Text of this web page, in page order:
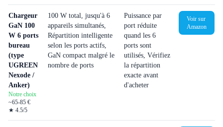
Chargeur
GaN 100
W 6 ports
bureau
(type
UGREEN
Nexode /
Anker)
Notre choix
~65-85 €
★ 4.5/5
100 W total, jusqu'à 6
appareils simultanés,
Répartition intelligente
selon les ports actifs,
GaN compact malgré le
nombre de ports
Puissance par
port réduite
quand les 6
ports sont
utilisés, Vérifiez
la répartition
exacte avant
d'acheter
Voir sur
Amazon